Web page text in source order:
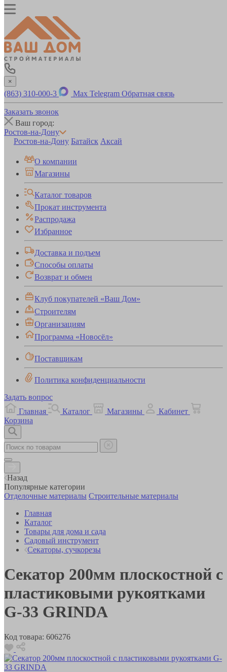
×
(863) 310-000-3 Max Telegram Обратная связь
Заказать звонок
Ваш город:
Ростов-на-Дону
Ростов-на-Дону Батайск Аксай
О компании
Магазины
Каталог товаров
Прокат инструмента
Распродажа
Избранное
Доставка и подъем
Способы оплаты
Возврат и обмен
Клуб покупателей «Ваш Дом»
Строителям
Организациям
Программа «Новосёл»
Поставщикам
Политика конфиденциальности
Задать вопрос
Главная
Каталог Магазины
Кабинет
Корзина
Назад
Популярные категории
Отделочные материалы Строительные материалы
Главная
Каталог
Товары для дома и сада
Садовый инструмент
Секаторы, сучкорезы
Секатор 200мм плоскостной с
пластиковыми рукоятками
G-33 GRINDA
Код товара: 606276